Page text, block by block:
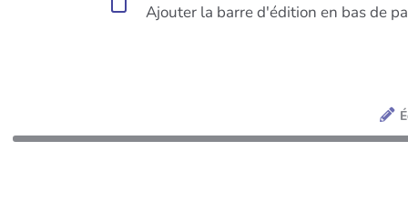
Ajouter la barre d'édition en bas de